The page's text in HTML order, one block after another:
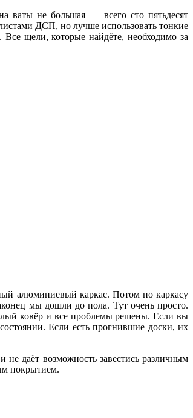
ваты не большая — всего сто пятьдесят
ДСП, но лучше использовать тонкие
щели, которые найдёте, необходимо за
алюминиевый каркас. Потом по каркасу
мы дошли до пола. Тут очень просто.
ковёр и все проблемы решены. Если вы
Если есть прогнившие доски, их
даёт возможность завестись различным
покрытием.